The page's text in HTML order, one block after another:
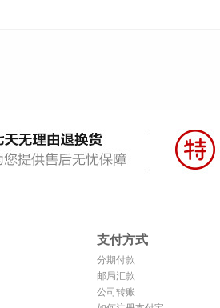
支付方式
分期付款
邮局汇款
公司转账